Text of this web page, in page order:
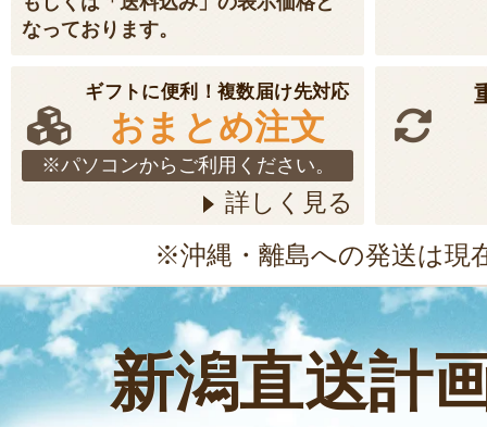
なっております。
ギフトに便利！複数届け先対応
おまとめ注文
※パソコンからご利用ください。
詳しく見る
※沖縄・離島への発送は現
新潟直送計